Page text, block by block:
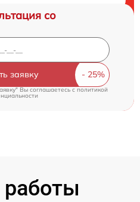
со
заявку
Вы соглашаетесь c политикой